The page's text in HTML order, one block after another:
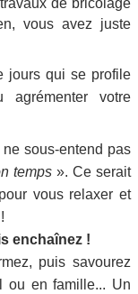
vous avez juste
jours qui se profile
votre
sous-entend pas
temps ». Ce serait
vous relaxer et
enchaînez !
puis savourez
ou en famille... Un